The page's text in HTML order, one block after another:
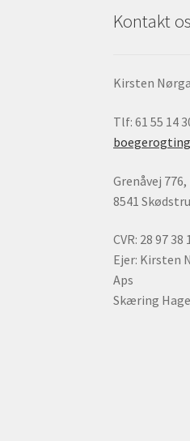
Kontakt os
Kirsten
Tlf: 61 55 14
Grenåvej
8541
CVR: 28 97 38
Ejer: Kirsten
Aps
Skæring Hage